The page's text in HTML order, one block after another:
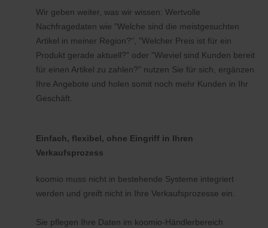
Wir geben weiter, was wir wissen: Wertvolle
Nachfragedaten wie "Welche sind die meistgesuchten
Artikel in meiner Region?", "Welcher Preis ist für ein
Produkt gerade aktuell?" oder "Wieviel sind Kunden bereit
für einen Artikel zu zahlen?" nutzen Sie für sich, ergänzen
Ihre Angebote und holen somit noch mehr Kunden in Ihr
Geschäft.
Einfach, flexibel, ohne Eingriff in Ihren
Verkaufsprozess
koomio muss nicht in bestehende Systeme integriert
werden und greift nicht in Ihre Verkaufsprozesse ein.
Sie pflegen Ihre Daten im koomio-Händlerbereich